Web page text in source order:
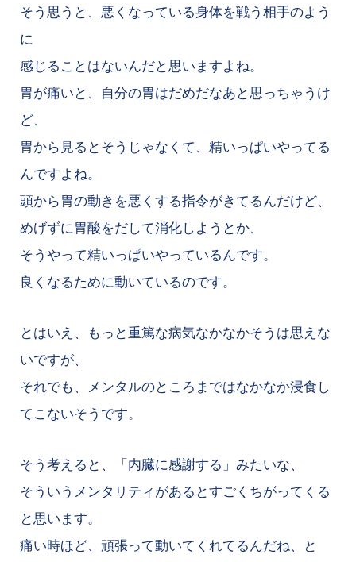
そう思うと、悪くなっている身体を戦う相手のよう
に
感じることはないんだと思いますよね。
胃が痛いと、自分の胃はだめだなあと思っちゃうけ
ど、
胃から見るとそうじゃなくて、精いっぱいやってる
んですよね。
頭から胃の動きを悪くする指令がきてるんだけど、
めげずに胃酸をだして消化しようとか、
そうやって精いっぱいやっているんです。
良くなるために動いているのです。
とはいえ、もっと重篤な病気なかなかそうは思えな
いですが、
それでも、メンタルのところまではなかなか浸食し
てこないそうです。
そう考えると、「内臓に感謝する」みたいな、
そういうメンタリティがあるとすごくちがってくる
と思います。
痛い時ほど、頑張って動いてくれてるんだね、と